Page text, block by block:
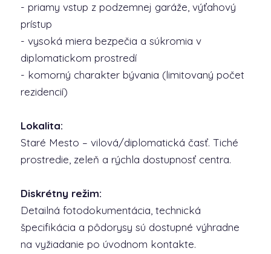
- priamy vstup z podzemnej garáže, výťahový
prístup
- vysoká miera bezpečia a súkromia v
diplomatickom prostredí
- komorný charakter bývania (limitovaný počet
rezidencií)
Lokalita:
Staré Mesto – vilová/diplomatická časť. Tiché
prostredie, zeleň a rýchla dostupnosť centra.
Diskrétny režim:
Detailná fotodokumentácia, technická
špecifikácia a pôdorysy sú dostupné výhradne
na vyžiadanie po úvodnom kontakte.